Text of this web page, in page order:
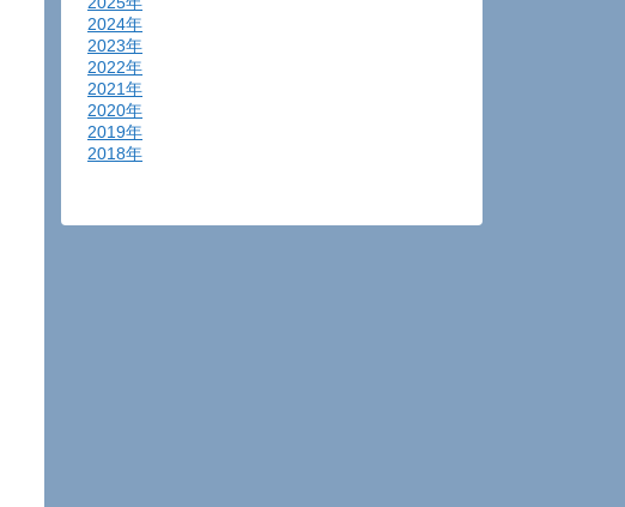
2024年
2023年
2022年
2021年
2020年
2019年
2018年